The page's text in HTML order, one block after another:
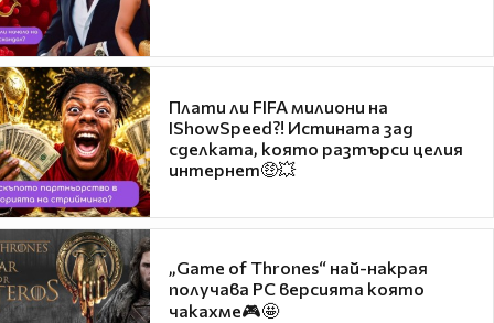
Плати ли FIFA милиони на
IShowSpeed?! Истината зад
сделката, която разтърси целия
интернет🤑💥
„Game of Thrones“ най-накрая
получава PC версията която
чакахме🎮🤩